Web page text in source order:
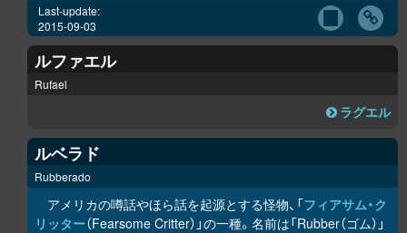
Last-update:
2015-09-03
ルファエル
Rufael
ラグエル
ルベラド
Rubberado
アメリカの噂話やほら話を起源とする怪物、「フィアサム・ク
リッター（Fearsome Critter）」の一種。名前は「Rubber（ゴム）」